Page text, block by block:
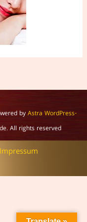
byAstra WordPress-
All rights reserved
Impressum